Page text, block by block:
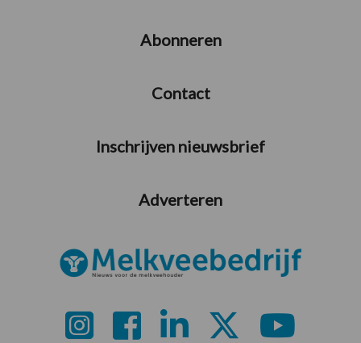
Abonneren
Contact
Inschrijven nieuwsbrief
Adverteren